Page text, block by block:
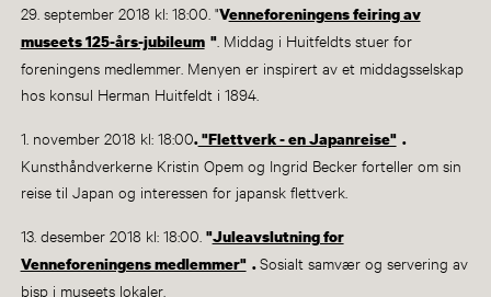
29. september 2018 kl: 18:00. "Venneforeningens feiring av
museets 125-års-jubileum ". Middag i Huitfeldts stuer for
foreningens medlemmer. Menyen er inspirert av et middagsselskap
hos konsul Herman Huitfeldt i 1894.
1. november 2018 kl: 18:00."Flettverk - en Japanreise" .
Kunsthåndverkerne Kristin Opem og Ingrid Becker forteller om sin
reise til Japan og interessen for japansk flettverk.
13. desember 2018 kl: 18:00. "Juleavslutning for
Venneforeningens medlemmer" .Sosialt samvær og servering av
bisp i museets lokaler.